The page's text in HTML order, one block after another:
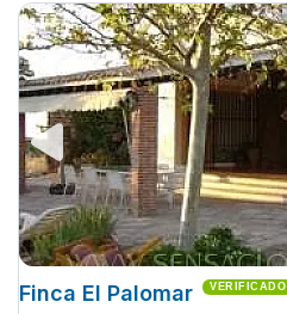
Finca El Palomar VERIFICADO